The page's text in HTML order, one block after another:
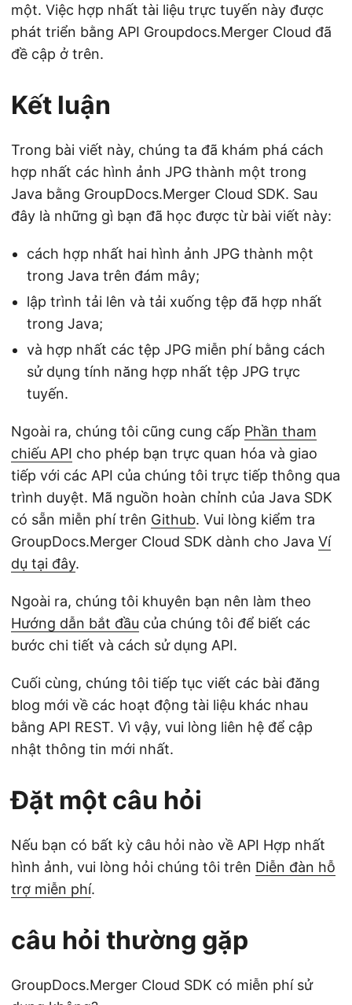
một. Việc hợp nhất tài liệu trực tuyến này được
phát triển bằng API Groupdocs.Merger Cloud đã
đề cập ở trên.
Kết luận
Trong bài viết này, chúng ta đã khám phá cách
hợp nhất các hình ảnh JPG thành một trong
Java bằng GroupDocs.Merger Cloud SDK. Sau
đây là những gì bạn đã học được từ bài viết này:
cách hợp nhất hai hình ảnh JPG thành một
trong Java trên đám mây;
lập trình tải lên và tải xuống tệp đã hợp nhất
trong Java;
và hợp nhất các tệp JPG miễn phí bằng cách
sử dụng tính năng hợp nhất tệp JPG trực
tuyến.
Ngoài ra, chúng tôi cũng cung cấp Phần tham
chiếu API cho phép bạn trực quan hóa và giao
tiếp với các API của chúng tôi trực tiếp thông qua
trình duyệt. Mã nguồn hoàn chỉnh của Java SDK
có sẵn miễn phí trên Github. Vui lòng kiểm tra
GroupDocs.Merger Cloud SDK dành cho Java Ví
dụ tại đây.
Ngoài ra, chúng tôi khuyên bạn nên làm theo
Hướng dẫn bắt đầu của chúng tôi để biết các
bước chi tiết và cách sử dụng API.
Cuối cùng, chúng tôi tiếp tục viết các bài đăng
blog mới về các hoạt động tài liệu khác nhau
bằng API REST. Vì vậy, vui lòng liên hệ để cập
nhật thông tin mới nhất.
Đặt một câu hỏi
Nếu bạn có bất kỳ câu hỏi nào về API Hợp nhất
hình ảnh, vui lòng hỏi chúng tôi trên Diễn đàn hỗ
trợ miễn phí.
câu hỏi thường gặp
GroupDocs.Merger Cloud SDK có miễn phí sử